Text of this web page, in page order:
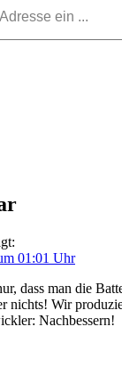
01:01 Uhr
dass man die
nichts! Wir
Nachbessern!